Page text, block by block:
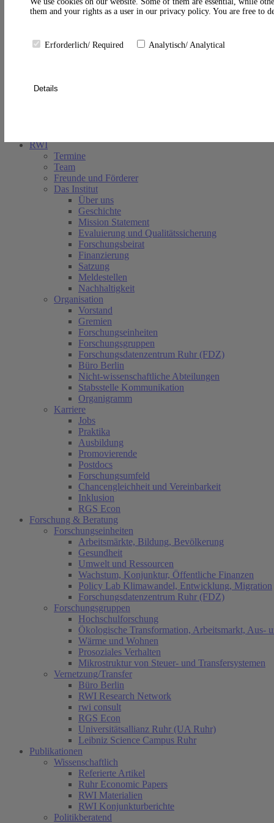
Suche schließen
RWI
Termine
Team
Freunde und Förderer
Das Institut
Über uns
Geschichte
Mission Statement
Evaluierung und Qualitätssicherung
Forschungsbeirat
Finanzierung
Satzung
Meldestellen
Nachhaltigkeit
Organisation
Vorstand
Gremien
Forschungseinheiten
Forschungsgruppen
Forschungsdatenzentrum Ruhr (FDZ)
Büro Berlin
Nicht-wissenschaftliche Abteilungen
Stabsstelle Kommunikation
Organigramm
Karriere
Jobs
Praktika
Ausbildung
Promovierende
Postdocs
Forschungsumfeld
Chancengleichheit und Vereinbarkeit
Inklusion
RGS Econ
Forschung & Beratung
Forschungseinheiten
Arbeitsmärkte, Bildung, Bevölkerung
Gesundheit
Umwelt und Ressourcen
Wachstum, Konjunktur, Öffentliche Finanzen
Policy Lab Klimawandel, Entwicklung, Migration
Forschungsdatenzentrum Ruhr (FDZ)
Forschungsgruppen
Hochschulforschung
Ökologische Transformation, Arbeitsmarkt, Aus-
Wärme und Wohnen
Prosoziales Verhalten
Mikrostruktur von Steuer- und Transfersystemen
Vernetzung/Transfer
Büro Berlin
RWI Research Network
rwi consult
RGS Econ
Universitätsallianz Ruhr (UA Ruhr)
Leibniz Science Campus Ruhr
Publikationen
Wissenschaftlich
Referierte Artikel
Ruhr Economic Papers
RWI Materialien
RWI Konjunkturberichte
Politikberatend
them and your rights as a user in our privacy policy. You are free to
Erforderlich/ Required Analytisch/ Analytical
Details